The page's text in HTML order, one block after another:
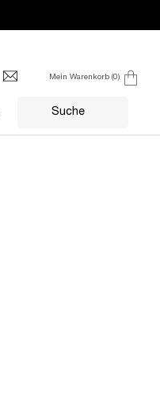
Mein Warenkorb 0
0 produkt
Suche